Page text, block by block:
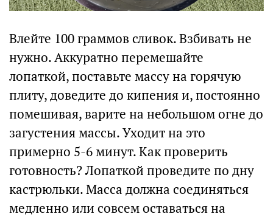
Влейте 100 граммов сливок. Взбивать не
нужно. Аккуратно перемешайте
лопаткой, поставьте массу на горячую
плиту, доведите до кипения и, постоянно
помешивая, варите на небольшом огне до
загустения массы. Уходит на это
примерно 5-6 минут. Как проверить
готовность? Лопаткой проведите по дну
кастрюльки. Масса должна соединяться
медленно или совсем оставаться на